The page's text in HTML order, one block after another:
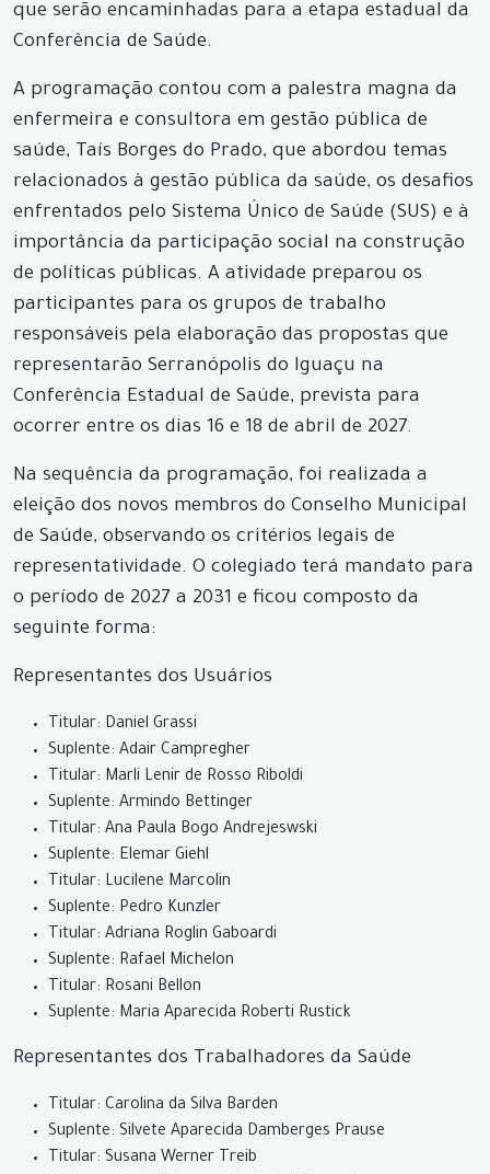
que serão encaminhadas para a etapa estadual da
Conferência de Saúde.
A programação contou com a palestra magna da
enfermeira e consultora em gestão pública de
saúde, Taís Borges do Prado, que abordou temas
relacionados à gestão pública da saúde, os desafios
enfrentados pelo Sistema Único de Saúde (SUS) e à
importância da participação social na construção
de políticas públicas. A atividade preparou os
participantes para os grupos de trabalho
responsáveis pela elaboração das propostas que
representarão Serranópolis do Iguaçu na
Conferência Estadual de Saúde, prevista para
ocorrer entre os dias 16 e 18 de abril de 2027.
Na sequência da programação, foi realizada a
eleição dos novos membros do Conselho Municipal
de Saúde, observando os critérios legais de
representatividade. O colegiado terá mandato para
o período de 2027 a 2031 e ficou composto da
seguinte forma:
Representantes dos Usuários
Titular: Daniel Grassi
Suplente: Adair Campregher
Titular: Marli Lenir de Rosso Riboldi
Suplente: Armindo Bettinger
Titular: Ana Paula Bogo Andrejeswski
Suplente: Elemar Giehl
Titular: Lucilene Marcolin
Suplente: Pedro Kunzler
Titular: Adriana Roglin Gaboardi
Suplente: Rafael Michelon
Titular: Rosani Bellon
Suplente: Maria Aparecida Roberti Rustick
Representantes dos Trabalhadores da Saúde
Titular: Carolina da Silva Barden
Suplente: Silvete Aparecida Damberges Prause
Titular: Susana Werner Treib